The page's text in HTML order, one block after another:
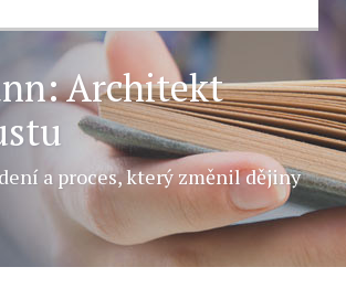
Architekt
a proces, který změnil dějiny